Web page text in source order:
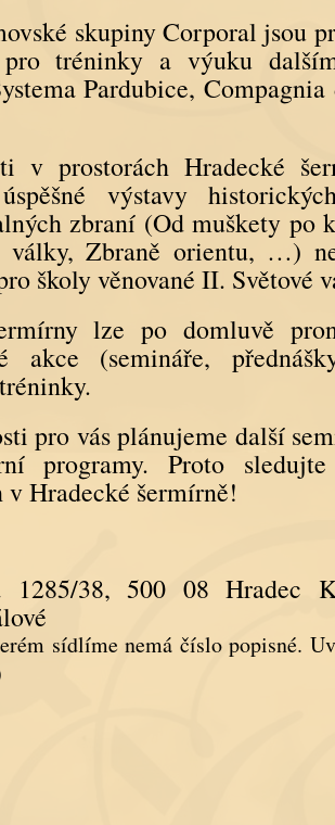
skupiny Corporal jsou
pro tréninky a výuku
Pardubice,
v prostorách Hradecké
výstavy
zbraní (Od muškety po
války, Zbraně orientu, …)
školy věnované II. Světové
lze po domluvě
akce (semináře,
pro vás plánujeme další
programy. Proto
v Hradecké šermírně!
1285/38, 500 08 Hradec
sídlíme nemá číslo popisné.